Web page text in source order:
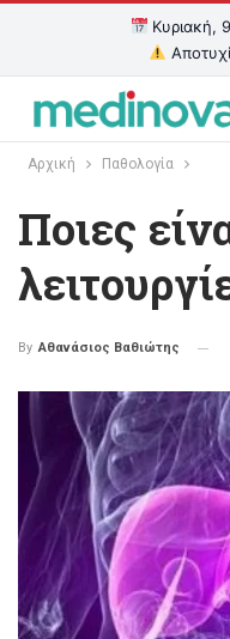
Κυριακή,
Αρχική Παθολογία
Ποιες
By Αθανάσιος Βαθιώτης